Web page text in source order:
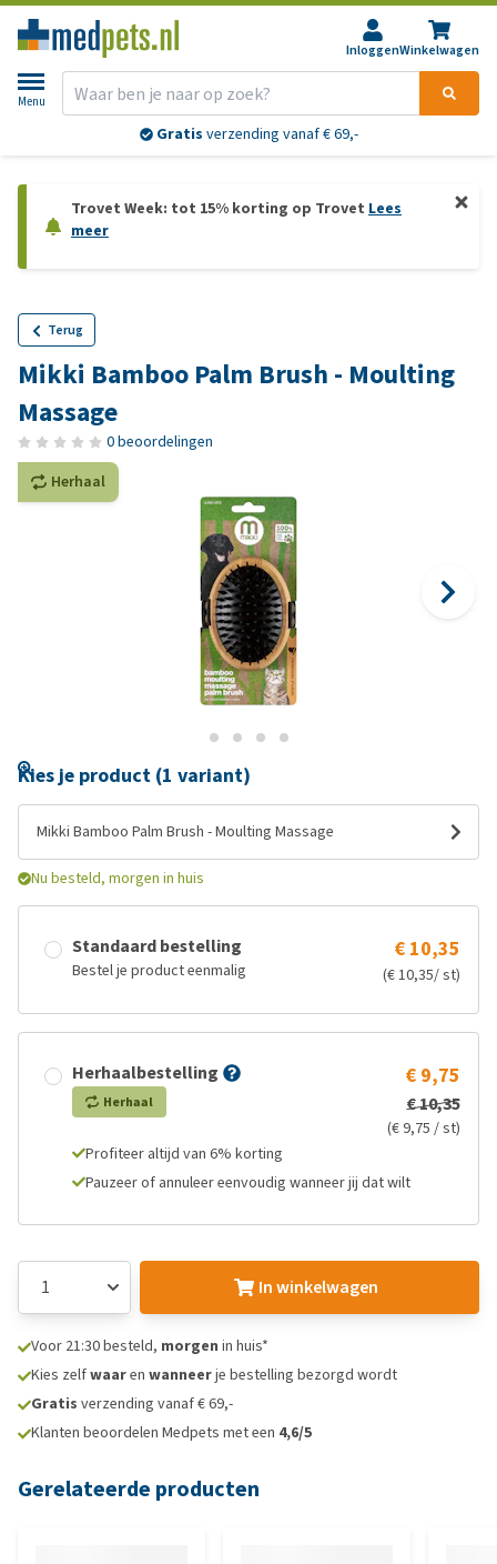
InloggenWinkelwagen
Menu
Gratis verzending vanaf € 69,-
Trovet Week: tot 15% korting op Trovet Lees
meer
Terug
Mikki Bamboo Palm Brush - Moulting
Massage
0 beoordelingen
Herhaal
Kies je product (1 variant)
Mikki Bamboo Palm Brush - Moulting Massage
Nu besteld, morgen in huis
Standaard bestelling
Bestel je product eenmalig
€ 10,35
(€ 10,35/ st)
Herhaalbestelling
Herhaal
€ 9,75
€ 10,35
(€ 9,75 / st)
Profiteer altijd van 6% korting
Pauzeer of annuleer eenvoudig wanneer jij dat wilt
In winkelwagen
Voor 21:30 besteld, morgen in huis*
Kies zelfwaaren wanneerje bestelling bezorgd wordt
Gratis verzending vanaf € 69,-
Klanten beoordelen Medpets met een 4,6/5
Gerelateerde producten